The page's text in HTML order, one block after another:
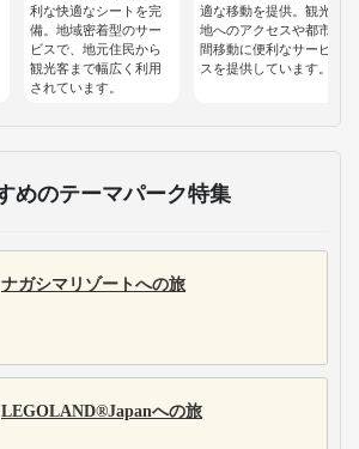
利な快適なシートを完
備。地域密着型のサー
ビスで、地元住民から
観光客まで幅広く利用
されています。
適な移動を提供。観光
地へのアクセスや都市
間移動に便利なサービ
スを提供しています。
めのテーマパーク特集
ナガシマリゾートへの旅
LEGOLAND®Japanへの旅